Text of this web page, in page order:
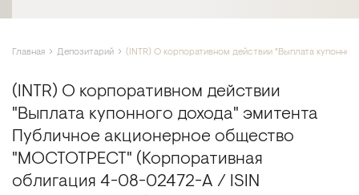
Главная Депозитарий (INTR) О корпоративном действии "Выплата
(INTR) О корпоративном действии
"Выплата купонного дохода" эмитента
Публичное акционерное общество
"МОСТОТРЕСТ" (Корпоративная
облигация 4-08-02472-A / ISIN